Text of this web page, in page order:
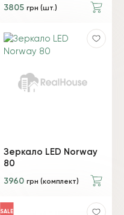
3805 грн (шт.)
Зеркало LED Norway
80
3960 грн (комплект)
SALE